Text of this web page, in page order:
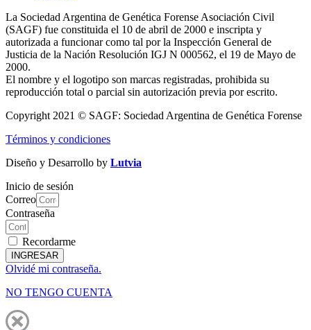
La Sociedad Argentina de Genética Forense Asociación Civil
(SAGF) fue constituida el 10 de abril de 2000 e inscripta y
autorizada a funcionar como tal por la Inspección General de
Justicia de la Nación Resolución IGJ N 000562, el 19 de Mayo de
2000.
El nombre y el logotipo son marcas registradas, prohibida su
reproducción total o parcial sin autorización previa por escrito.
Copyright 2021 © SAGF: Sociedad Argentina de Genética Forense
Términos y condiciones
Diseño y Desarrollo by Lutvia
Inicio de sesión
Correo
Contraseña
Recordarme
INGRESAR
Olvidé mi contraseña.
NO TENGO CUENTA